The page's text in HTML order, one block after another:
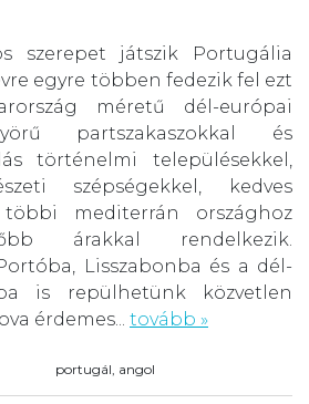
szerepet játszik Portugália
egyre többen fedezik fel ezt
méretű dél-európai
partszakaszokkal és
történelmi településekkel,
szépségekkel, kedves
mediterrán országhoz
árakkal rendelkezik.
Lisszabonba és a dél-
is repülhetünk közvetlen
érdemes... tovább »
portugál, angol